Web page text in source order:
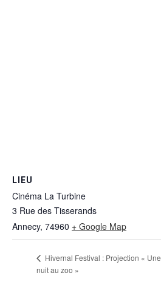
LIEU
Cinéma La Turbine
3 Rue des Tisserands
Annecy, 74960 + Google Map
Hivernal Festival : Projection « Une
nuit au zoo »